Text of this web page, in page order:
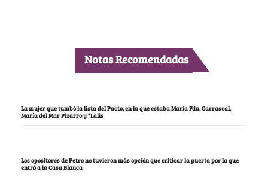
Notas Recomendadas
La mujer que tumbó la lista del Pacto, en la que estaba María Fda. Carrascal,
María del Mar Pizarro y “Lalis
Los opositores de Petro no tuvieron más opción que criticar la puerta por la que
entró a la Casa Blanca